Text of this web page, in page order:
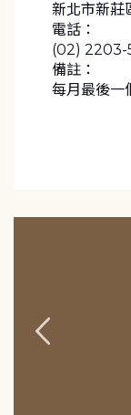
新北市新莊
電話：
(02) 2203-
備註：
每月最後一